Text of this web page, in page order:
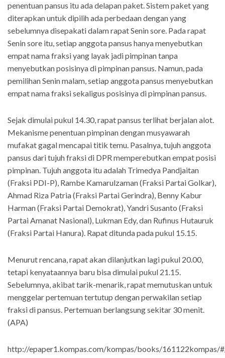
penentuan pansus itu ada delapan paket. Sistem paket yang
diterapkan untuk dipilih ada perbedaan dengan yang
sebelumnya disepakati dalam rapat Senin sore. Pada rapat
Senin sore itu, setiap anggota pansus hanya menyebutkan
empat nama fraksi yang layak jadi pimpinan tanpa
menyebutkan posisinya di pimpinan pansus. Namun, pada
pemilihan Senin malam, setiap anggota pansus menyebutkan
empat nama fraksi sekaligus posisinya di pimpinan pansus.
Sejak dimulai pukul 14.30, rapat pansus terlihat berjalan alot.
Mekanisme penentuan pimpinan dengan musyawarah
mufakat gagal mencapai titik temu. Pasalnya, tujuh anggota
pansus dari tujuh fraksi di DPR memperebutkan empat posisi
pimpinan. Tujuh anggota itu adalah Trimedya Pandjaitan
(Fraksi PDI-P), Rambe Kamarulzaman (Fraksi Partai Golkar),
Ahmad Riza Patria (Fraksi Partai Gerindra), Benny Kabur
Harman (Fraksi Partai Demokrat), Yandri Susanto (Fraksi
Partai Amanat Nasional), Lukman Edy, dan Rufinus Hutauruk
(Fraksi Partai Hanura). Rapat ditunda pada pukul 15.15.
Menurut rencana, rapat akan dilanjutkan lagi pukul 20.00,
tetapi kenyataannya baru bisa dimulai pukul 21.15.
Sebelumnya, akibat tarik-menarik, rapat memutuskan untuk
menggelar pertemuan tertutup dengan perwakilan setiap
fraksi di pansus. Pertemuan berlangsung sekitar 30 menit.
(APA)
http://epaper1.kompas.com/kompas/books/161122kompas/